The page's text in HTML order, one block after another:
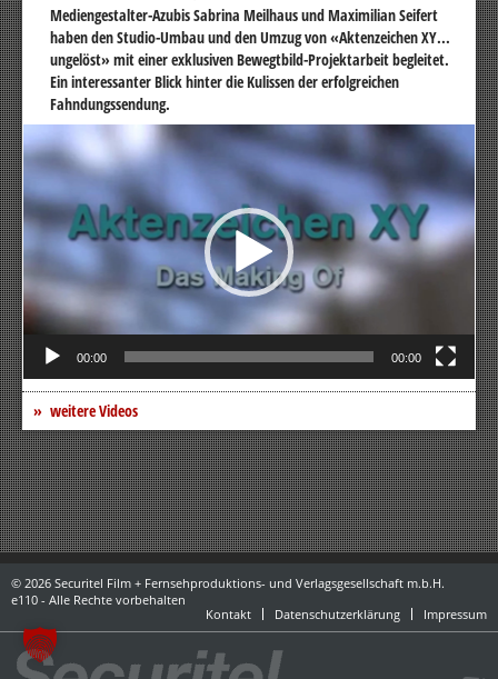
Mediengestalter-Azubis Sabrina Meilhaus und Maximilian Seifert
haben den Studio-Umbau und den Umzug von «Aktenzeichen XY...
ungelöst» mit einer exklusiven Bewegtbild-Projektarbeit begleitet.
Ein interessanter Blick hinter die Kulissen der erfolgreichen
Fahndungssendung.
Video-
Player
00:00 00:00
weitere Videos
© 2026 Securitel Film + Fernsehproduktions- und Verlagsgesellschaft m.b.H.
e110 - Alle Rechte vorbehalten
Kontakt
Datenschutzerklärung Impressum